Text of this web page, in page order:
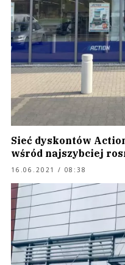
Sieć dyskontów
wśród najszybciej
16.06.2021 / 08:38